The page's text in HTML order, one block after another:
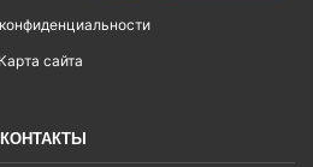
Карта сайта
КОНТАКТЫ